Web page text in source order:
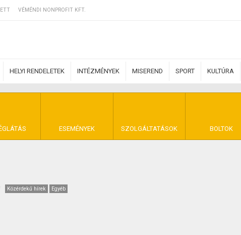
VÉMÉNDI NONPROFIT KFT.
HELYI RENDELETEK INTÉZMÉNYEK MISEREND SPORT KULTÚRA
ESEMÉNYEK SZOLGÁLTATÁSOK BOLTOK
VÉMÉND
Közérdekű hírek Egyéb